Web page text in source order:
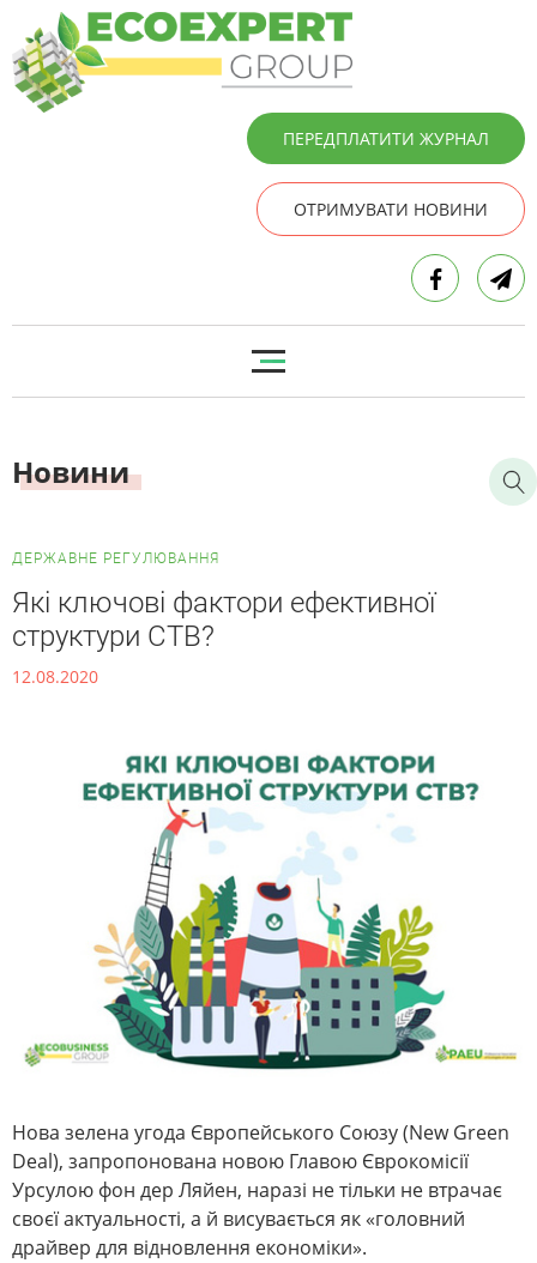
ПЕРЕДПЛАТИТИ ЖУРНАЛ
ОТРИМУВАТИ НОВИНИ
Новини
ДЕРЖАВНЕ РЕГУЛЮВАННЯ
Які ключові фактори ефективної
структури СТВ?
12.08.2020
Нова зелена угода Європейського Союзу (New Green
Deal), запропонована новою Главою Єврокомісії
Урсулою фон дер Ляйен, наразі не тільки не втрачає
своєї актуальності, а й висувається як «головний
драйвер для відновлення економіки».